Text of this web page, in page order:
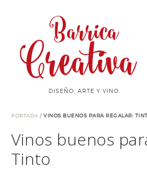
Barrica
Creativa
DISEÑO, ARTE Y VINO.
PORTADA /VINOS BUENOS PARA REGALAR:
Vinos buenos
Tinto